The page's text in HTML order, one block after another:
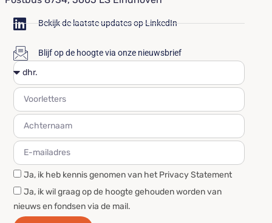
Bekijk de laatste updates op LinkedIn
Blijf op de hoogte via onze nieuwsbrief
Ja, ik heb kennis genomen van het Privacy Statement
Ja, ik wil graag op de hoogte gehouden worden van
nieuws en fondsen via de mail.